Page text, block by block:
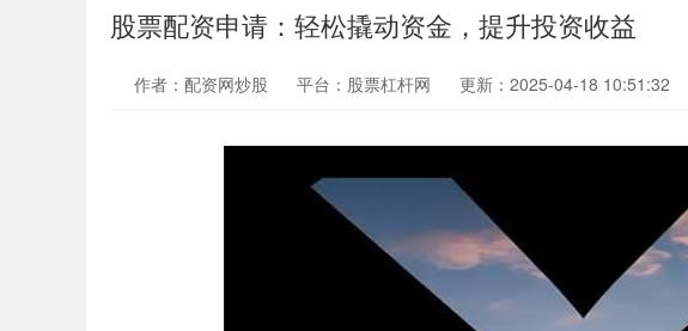
股票配资申请：轻松撬动资金，提升投资收益
作者：配资网炒股 平台：股票杠杆网 更新：2025-04-18 10:51:32